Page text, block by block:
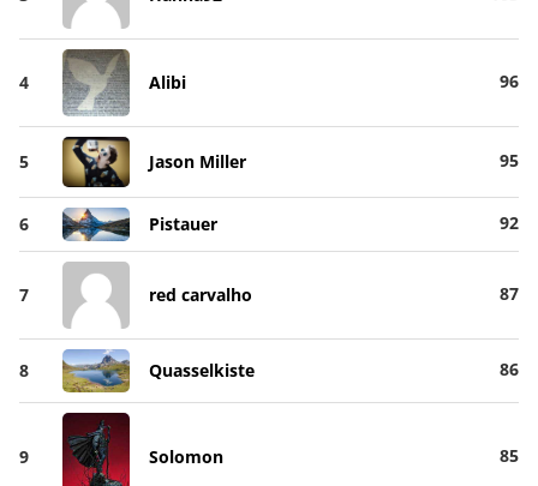
4 Alibi 96
5 Jason Miller 95
6 Pistauer 92
7 red carvalho 87
8 Quasselkiste 86
9 Solomon 85